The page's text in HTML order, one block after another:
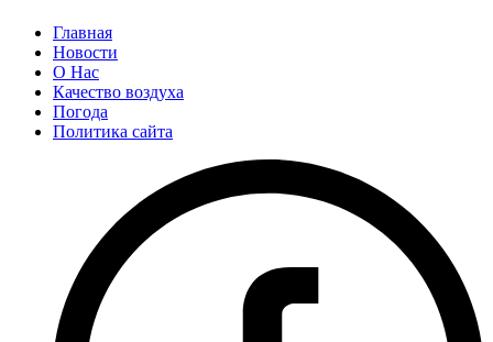
Главная
Новости
О Нас
Качество воздуха
Погода
Политика сайта